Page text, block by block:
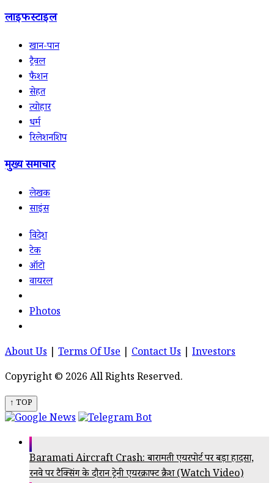
लाइफस्टाइल
खान-पान
ट्रैवल
फैशन
सेहत
त्योहार
धर्म
रिलेशनशिप
मुख्य समाचार
लेखक
साइंस
विदेश
टेक
ऑटो
वायरल
Photos
About Us Terms Of Use Contact Us
Investors
Copyright © 2026 All Rights Reserved.
↑ TOP
Baramati Aircraft Crash: बारामती एयरपोर्ट पर बड़ा हादसा,
रनवे पर टैक्सिंग के दौरान ट्रेनी एयरक्राफ्ट क्रैश (Watch Video)